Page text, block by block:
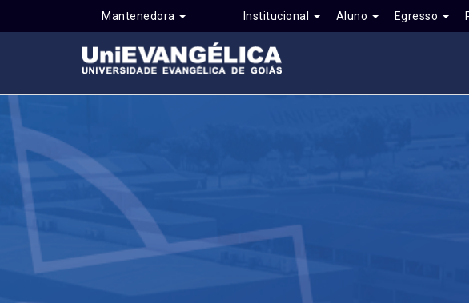
Mantenedora Institucional Aluno Egresso